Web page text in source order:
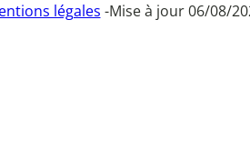
légales -Mise à jour 06/08/